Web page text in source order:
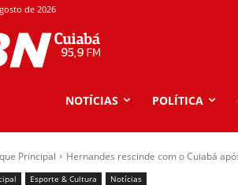
de 2026
NOTÍCIAS POLÍTICA
Principal Hernandes rescinde com o Cuiabá
Esporte & Cultura Notícias